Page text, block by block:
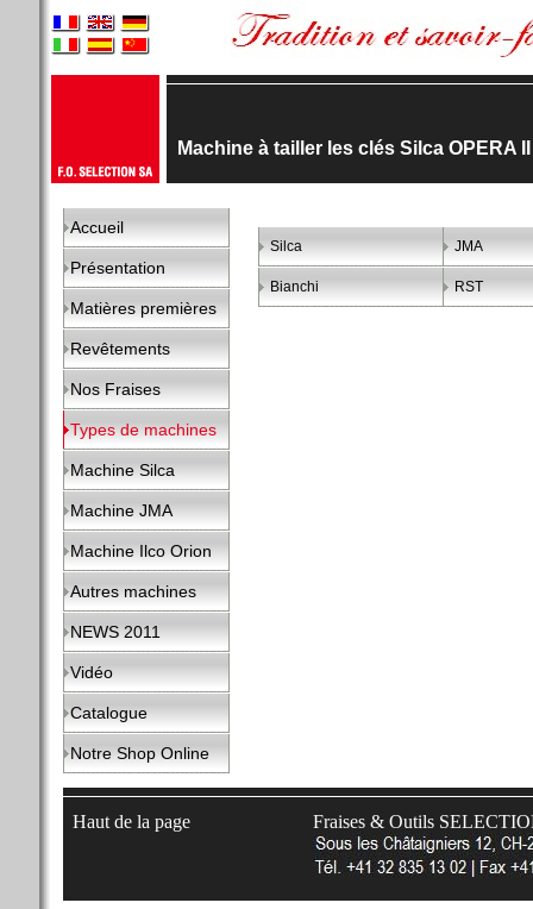
Machine à tailler les clés Silca OPERA II
Accueil
Présentation
Matières premières
Revêtements
Nos Fraises
Types de machines
Machine Silca
Machine JMA
Machine Ilco Orion
Autres machines
NEWS 2011
Vidéo
Catalogue
Notre Shop Online
Silca JMA
Bianchi RST
Haut de la page Fraises & Outils